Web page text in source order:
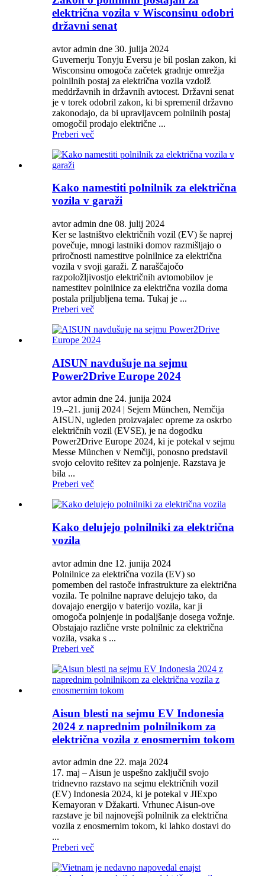
električna vozila v Wisconsinu odobri
državni senat
avtor admin dne 30. julija 2024
Guvernerju Tonyju Eversu je bil poslan zakon, ki
Wisconsinu omogoča začetek gradnje omrežja
polnilnih postaj za električna vozila vzdolž
meddržavnih in državnih avtocest. Državni senat
je v torek odobril zakon, ki bi spremenil državno
zakonodajo, da bi upravljavcem polnilnih postaj
omogočil prodajo električne ...
Preberi več
Kako namestiti polnilnik za električna
vozila v garaži
avtor admin dne 08. julij 2024
Ker se lastništvo električnih vozil (EV) še naprej
povečuje, mnogi lastniki domov razmišljajo o
priročnosti namestitve polnilnice za električna
vozila v svoji garaži. Z naraščajočo
razpoložljivostjo električnih avtomobilov je
namestitev polnilnice za električna vozila doma
postala priljubljena tema. Tukaj je ...
Preberi več
AISUN navdušuje na sejmu
Power2Drive Europe 2024
avtor admin dne 24. junija 2024
19.–21. junij 2024 | Sejem München, Nemčija
AISUN, ugleden proizvajalec opreme za oskrbo
električnih vozil (EVSE), je na dogodku
Power2Drive Europe 2024, ki je potekal v sejmu
Messe München v Nemčiji, ponosno predstavil
svojo celovito rešitev za polnjenje. Razstava je
bila ...
Preberi več
Kako delujejo polnilniki za električna
vozila
avtor admin dne 12. junija 2024
Polnilnice za električna vozila (EV) so
pomemben del rastoče infrastrukture za električna
vozila. Te polnilne naprave delujejo tako, da
dovajajo energijo v baterijo vozila, kar ji
omogoča polnjenje in podaljšanje dosega vožnje.
Obstajajo različne vrste polnilnic za električna
vozila, vsaka s ...
Preberi več
Aisun blesti na sejmu EV Indonesia
2024 z naprednim polnilnikom za
električna vozila z enosmernim tokom
avtor admin dne 22. maja 2024
17. maj – Aisun je uspešno zaključil svojo
tridnevno razstavo na sejmu električnih vozil
(EV) Indonesia 2024, ki je potekal v JIExpo
Kemayoran v Džakarti. Vrhunec Aisun-ove
razstave je bil najnovejši polnilnik za električna
vozila z enosmernim tokom, ki lahko dostavi do
...
Preberi več